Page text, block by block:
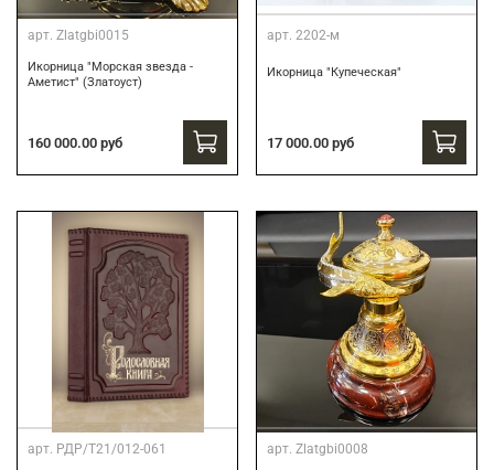
арт. Zlatgbi0015
Икорница "Морская звезда -
Аметист" (Златоуст)
160 000.00 руб
арт. 2202-м
Икорница "Купеческая"
17 000.00 руб
арт. РДР/Т21/012-061 арт. Zlatgbi0008